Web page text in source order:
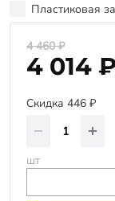
Пластиковая
4 460 ₽
4 014 ₽
Скидка 446 ₽
шт